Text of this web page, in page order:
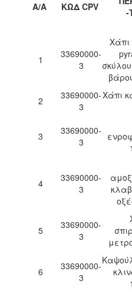
Α/Α ΚΩΔ CPV
-
1
33690000-
3
Χάπι
2
33690000-
3
Χάπι
3
33690000-
3
4
33690000-
3
5
33690000-
3
6
33690000-
3